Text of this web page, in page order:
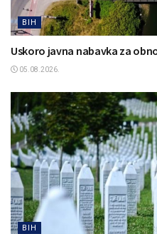
BIH
Uskoro javna nabavka za
05.08.2026.
BIH